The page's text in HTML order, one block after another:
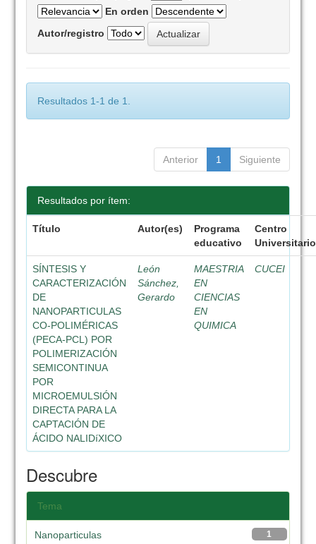
En orden
Autor/registro
Resultados 1-1 de 1.
Anterior 1 Siguiente
Resultados por ítem:
Título Autor(es)
Programa
educativo
Centro
Universitario
SÍNTESIS Y
CARACTERIZACIÓN
DE
NANOPARTICULAS
CO-POLIMÉRICAS
(PECA-PCL) POR
POLIMERIZACIÓN
SEMICONTINUA
POR
MICROEMULSIÓN
DIRECTA PARA LA
CAPTACIÓN DE
ÁCIDO NALIDíXICO
León
Sánchez,
Gerardo
MAESTRIA
EN
CIENCIAS
EN
QUIMICA
CUCEI
Descubre
Tema
1
Nanoparticulas